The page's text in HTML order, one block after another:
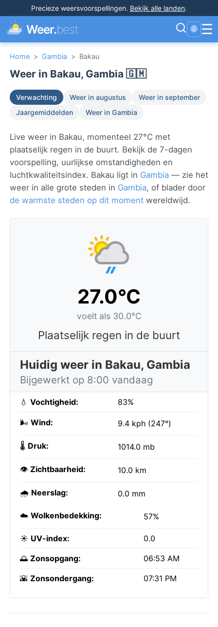
Precieze weersvoorspellingen. Bekijk alle landen.
Weer.best 🌐 ☰
Home > Gambia > Bakau
Weer in Bakau, Gambia 🇬🇲
Verwachting Weer in augustus
Weer in september
Jaargemiddelden
Weer in Gambia
Live weer in Bakau, momenteel 27°C met
plaatselijk regen in de buurt. Bekijk de 7-dagen
voorspelling, uurlijkse omstandigheden en
luchtkwaliteitsindex. Bakau ligt in Gambia — zie het
weer in alle grote steden in Gambia, of blader door
de warmste steden op dit moment wereldwijd.
27.0°C
voelt als 30.0°C
Plaatselijk regen in de buurt
Huidig weer in Bakau, Gambia
Bijgewerkt op 8:00 vandaag
💧 Vochtigheid: 83%
🌬️ Wind: 9.4 kph (247°)
🌡️ Druk: 1014.0 mb
👁️ Zichtbaarheid: 10.0 km
🌧️ Neerslag: 0.0 mm
☁️ Wolkenbedekking: 57%
☀️ UV-index: 0.0
🌅 Zonsopgang: 06:53 AM
🌇 Zonsondergang: 07:31 PM